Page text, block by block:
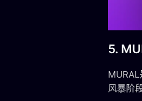
5.
风暴阶